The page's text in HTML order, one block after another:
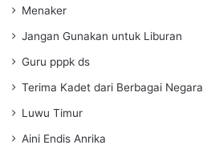
Menaker
Jangan Gunakan untuk Liburan
Guru pppk ds
Terima Kadet dari Berbagai Negara
Luwu Timur
Aini Endis Anrika